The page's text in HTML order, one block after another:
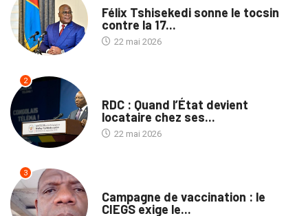
Félix Tshisekedi sonne le tocsin
contre la 17...
22 mai 2026
2
RDC : Quand l’État devient
locataire chez ses...
22 mai 2026
3
Campagne de vaccination : le
CIEGS exige le...